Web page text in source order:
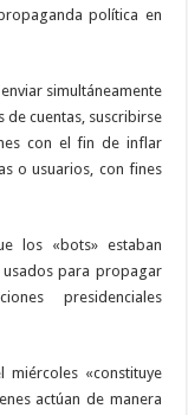
política en
simultáneamente
de cuentas, suscribirse
con el fin de inflar
o usuarios, con fines
los «bots» estaban
para propagar
presidenciales
miércoles «constituye
actúan de manera